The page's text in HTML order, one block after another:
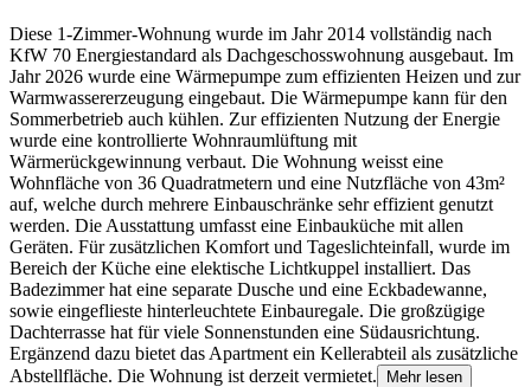
Diese 1-Zimmer-Wohnung wurde im Jahr 2014 vollständig nach
KfW 70 Energiestandard als Dachgeschosswohnung ausgebaut. Im
Jahr 2026 wurde eine Wärmepumpe zum effizienten Heizen und zur
Warmwassererzeugung eingebaut. Die Wärmepumpe kann für den
Sommerbetrieb auch kühlen. Zur effizienten Nutzung der Energie
wurde eine kontrollierte Wohnraumlüftung mit
Wärmerückgewinnung verbaut. Die Wohnung weisst eine
Wohnfläche von 36 Quadratmetern und eine Nutzfläche von 43m²
auf, welche durch mehrere Einbauschränke sehr effizient genutzt
werden. Die Ausstattung umfasst eine Einbauküche mit allen
Geräten. Für zusätzlichen Komfort und Tageslichteinfall, wurde im
Bereich der Küche eine elektische Lichtkuppel installiert. Das
Badezimmer hat eine separate Dusche und eine Eckbadewanne,
sowie eingeflieste hinterleuchtete Einbauregale. Die großzügige
Dachterrasse hat für viele Sonnenstunden eine Südausrichtung.
Ergänzend dazu bietet das Apartment ein Kellerabteil als zusätzliche
Abstellfläche. Die Wohnung ist derzeit vermietet.
Mehr lesen